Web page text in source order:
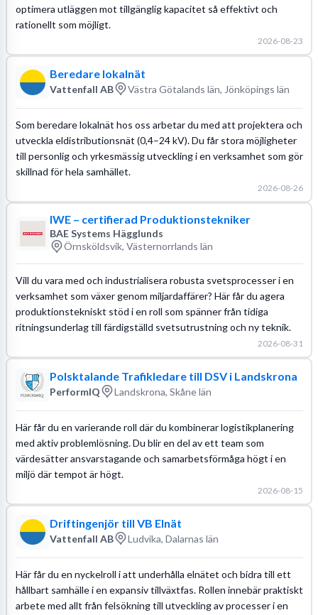
optimera utläggen mot tillgänglig kapacitet så effektivt och
rationellt som möjligt.
2026-08-23
Beredare lokalnät
Vattenfall AB Västra Götalands län, Jönköpings län
Som beredare lokalnät hos oss arbetar du med att projektera och
utveckla eldistributionsnät (0,4–24 kV). Du får stora möjligheter
till personlig och yrkesmässig utveckling i en verksamhet som gör
skillnad för hela samhället.
2026-08-26
IWE – certifierad Produktionstekniker
BAE Systems Hägglunds
Örnsköldsvik, Västernorrlands län
Vill du vara med och industrialisera robusta svetsprocesser i en
verksamhet som växer genom miljardaffärer? Här får du agera
produktionstekniskt stöd i en roll som spänner från tidiga
ritningsunderlag till färdigställd svetsutrustning och ny teknik.
2026-08-31
Polsktalande Trafikledare till DSV i Landskrona
PerformIQ Landskrona, Skåne län
Här får du en varierande roll där du kombinerar logistikplanering
med aktiv problemlösning. Du blir en del av ett team som
värdesätter ansvarstagande och samarbetsförmåga högt i en
miljö där tempot är högt.
2026-08-15
Driftingenjör till VB Elnät
Vattenfall AB Ludvika, Dalarnas län
Här får du en nyckelroll i att underhålla elnätet och bidra till ett
hållbart samhälle i en expansiv tillväxtfas. Rollen innebär praktiskt
arbete med allt från felsökning till utveckling av processer i en